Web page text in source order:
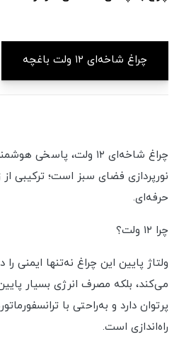
چراغ شاخه‌ای ۱۲ ولت باغچه
چراغ شاخه‌ای ۱۲ ولت،
نورپردازی فضای سبز است؛ ترکیبی از
حرفه‌ای.
چرا ۱۲ ولت؟
ولتاژ پایین این چراغ نه‌تنها ایمنی
می‌کند، بلکه مصرف انرژی بسیار
پرتوان دارد و به‌راحتی با
راه‌اندازی است.